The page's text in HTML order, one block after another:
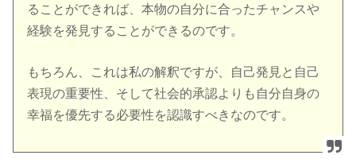
ることができれば、本物の自分に合ったチャンスや
経験を発見することができるのです。
もちろん、これは私の解釈ですが、自己発見と自己
表現の重要性、そして社会的承認よりも自分自身の
幸福を優先する必要性を認識すべきなのです。